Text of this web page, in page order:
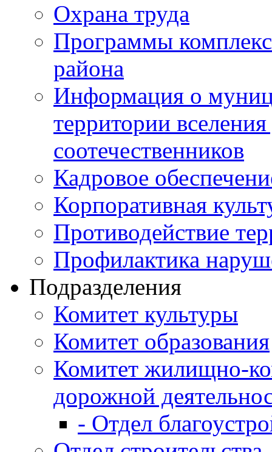
Охрана труда
Программы
района
Информация о
территории
соотечественников
Кадровое
Корпоративная
Противодействие
Профилактика
Подразделения
Комитет культуры
Комитет образования
Комитет жилищно-
дорожной
- Отдел